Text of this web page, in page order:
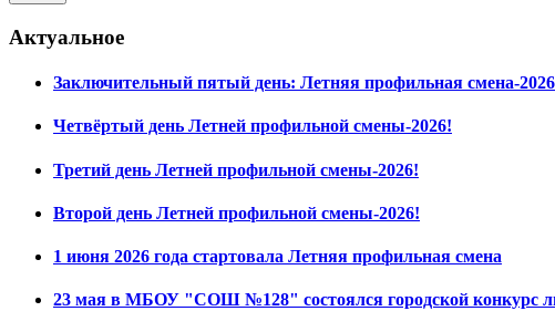
Актуальное
Заключительный пятый день: Летняя профильная смена-
Четвёртый день Летней профильной смены-2026!
Третий день Летней профильной смены-2026!
Второй день Летней профильной смены-2026!
1 июня 2026 года стартовала Летняя профильная смена
23 мая в МБОУ "СОШ №128" состоялся городской конкурс